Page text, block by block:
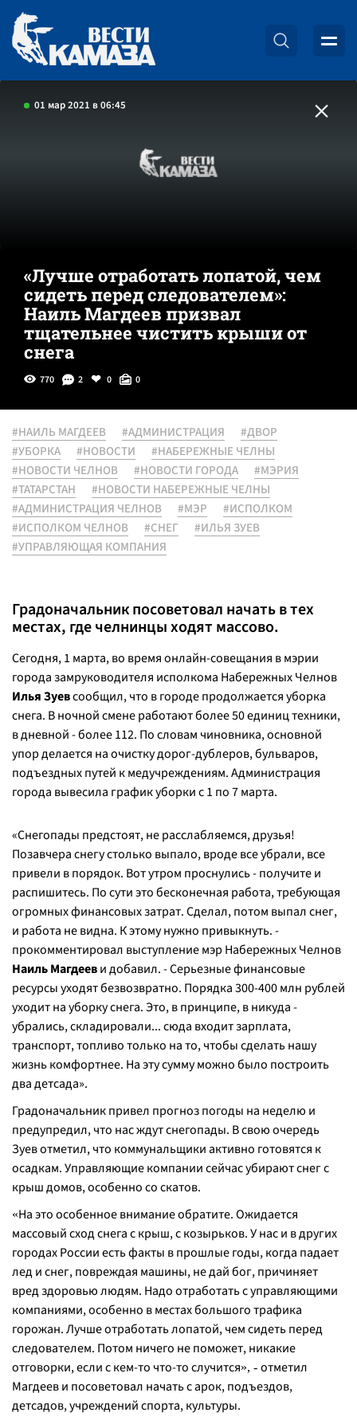
01 мар 2021 в 06:45
«Лучше отработать лопатой, чем
сидеть перед следователем»:
Наиль Магдеев призвал
тщательнее чистить крыши от
снега
770 2 0 0
#НАИЛЬ МАГДЕЕВ #АДМИНИСТРАЦИЯ
#ДВОР
#УБОРКА
#НОВОСТИ
#НАБЕРЕЖНЫЕ ЧЕЛНЫ
#НОВОСТИ ЧЕЛНОВ
#НОВОСТИ ГОРОДА
#МЭРИЯ
#ТАТАРСТАН
#НОВОСТИ НАБЕРЕЖНЫЕ ЧЕЛНЫ
#АДМИНИСТРАЦИЯ ЧЕЛНОВ
#МЭР
#ИСПОЛКОМ
#ИСПОЛКОМ ЧЕЛНОВ
#СНЕГ
#ИЛЬЯ ЗУЕВ
#УПРАВЛЯЮЩАЯ КОМПАНИЯ
Градоначальник посоветовал начать в тех
местах, где челнинцы ходят массово.
Сегодня, 1 марта, во время онлайн-совещания в мэрии
города замруководителя исполкома Набережных Челнов
Илья Зуевсообщил, что в городе продолжается уборка
снега. В ночной смене работают более 50 единиц техники,
в дневной - более 112. По словам чиновника, основной
упор делается на очистку дорог-дублеров, бульваров,
подъездных путей к медучреждениям. Администрация
города вывесила график уборки с 1 по 7 марта.
«Снегопады предстоят, не расслабляемся, друзья!
Позавчера снегу столько выпало, вроде все убрали, все
привели в порядок. Вот утром проснулись - получите и
распишитесь. По сути это бесконечная работа, требующая
огромных финансовых затрат. Сделал, потом выпал снег,
и работа не видна. К этому нужно привыкнуть. -
прокомментировал выступление мэр Набережных Челнов
Наиль Магдееви добавил. -Серьезные финансовые
ресурсы уходят безвозвратно. Порядка 300-400 млн рублей
уходит на уборку снега. Это, в принципе, в никуда -
убрались, складировали... сюда входит зарплата,
транспорт, топливо только на то, чтобы сделать нашу
жизнь комфортнее. На эту сумму можно было построить
два детсада».
Градоначальник привел прогноз погоды на неделю и
предупредил, что нас ждут снегопады. В свою очередь
Зуев отметил, что коммунальщики активно готовятся к
осадкам. Управляющие компании сейчас убирают снег с
крыш домов, особенно со скатов.
«На это особенное внимание обратите. Ожидается
массовый сход снега с крыш, с козырьков. У нас и в других
городах России есть факты в прошлые годы, когда падает
лед и снег, повреждая машины, не дай бог, причиняет
вред здоровью людям. Надо отработать с управляющими
компаниями, особенно в местах большого трафика
горожан. Лучше отработать лопатой, чем сидеть перед
следователем. Потом ничего не поможет, никакие
отговорки, если с кем-то что-то случится», - отметил
Магдеев и посоветовал начать с арок, подъездов,
детсадов, учреждений спорта, культуры.